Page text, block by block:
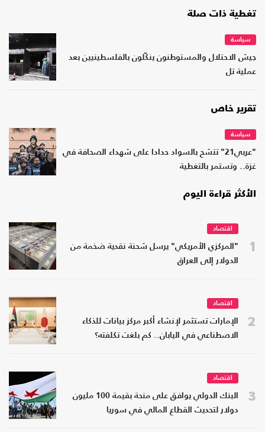
تغطية ذات صلة
سياسة
جيش الاحتلال والمستوطنون ينكّلون بالفلسطينيين بعد
عملية تل
تقرير خاص
سياسة
"عربي21" تتشح بالسواد حدادا على شهداء الصحافة في
غزة.. وتستمر بالتغطية
الأكثر قراءة اليوم
1
اقتصاد
"المركزي الأمريكي" يرسل شحنة نقدية ضخمة من
الدولار إلى العراق
2
اقتصاد
الإمارات تستثمر لإنشاء أكبر مركز بيانات للذكاء
الاصطناعي في اليابان.. كم بلغت تكلفته؟
3
اقتصاد
البنك الدولي يوافق على منحة بقيمة 100 مليون
دولار لتحديث القطاع المالي في سوريا